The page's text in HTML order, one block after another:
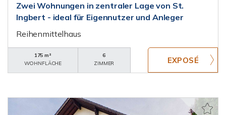
Zwei Wohnungen in zentraler Lage von St.
Ingbert - ideal für Eigennutzer und Anleger
Reihenmittelhaus
175 m²
WOHNFLÄCHE
6
ZIMMER